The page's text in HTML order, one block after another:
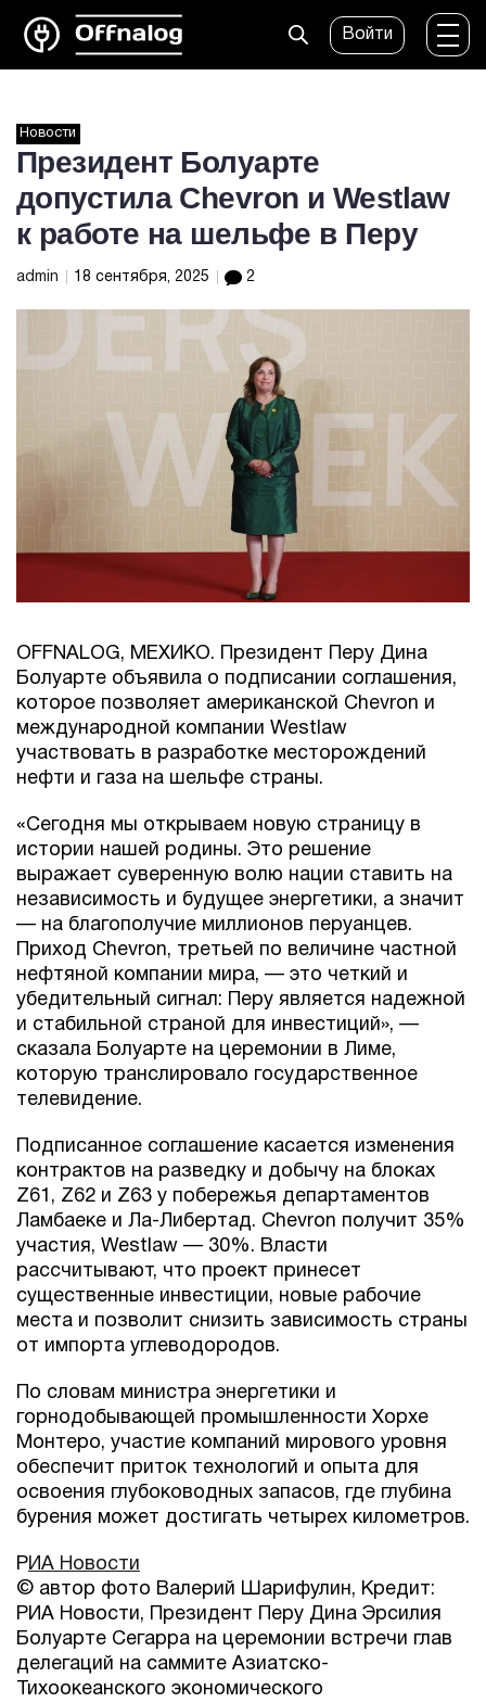
Войти
Новости
Президент Болуарте
допустила Chevron и Westlaw
к работе на шельфе в Перу
admin 18 сентября, 2025 2
OFFNALOG, МЕХИКО. Президент Перу Дина
Болуарте объявила о подписании соглашения,
которое позволяет американской Chevron и
международной компании Westlaw
участвовать в разработке месторождений
нефти и газа на шельфе страны.
«Сегодня мы открываем новую страницу в
истории нашей родины. Это решение
выражает суверенную волю нации ставить на
независимость и будущее энергетики, а значит
— на благополучие миллионов перуанцев.
Приход Chevron, третьей по величине частной
нефтяной компании мира, — это четкий и
убедительный сигнал: Перу является надежной
и стабильной страной для инвестиций», —
сказала Болуарте на церемонии в Лиме,
которую транслировало государственное
телевидение.
Подписанное соглашение касается изменения
контрактов на разведку и добычу на блоках
Z61, Z62 и Z63 у побережья департаментов
Ламбаеке и Ла-Либертад. Chevron получит 35%
участия, Westlaw — 30%. Власти
рассчитывают, что проект принесет
существенные инвестиции, новые рабочие
места и позволит снизить зависимость страны
от импорта углеводородов.
По словам министра энергетики и
горнодобывающей промышленности Хорхе
Монтеро, участие компаний мирового уровня
обеспечит приток технологий и опыта для
освоения глубоководных запасов, где глубина
бурения может достигать четырех километров.
РИА Новости
© автор фото Валерий Шарифулин, Кредит:
РИА Новости, Президент Перу Дина Эрсилия
Болуарте Сегарра на церемонии встречи глав
делегаций на саммите Азиатско-
Тихоокеанского экономического